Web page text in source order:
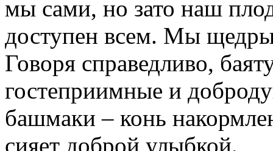
мы сами, но зато наш
доступен всем. Мы
Говоря справедливо,
гостеприимные и
башмаки – конь
сияет доброй улыбкой.